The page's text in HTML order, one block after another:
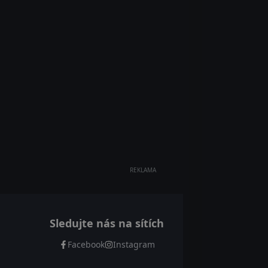
REKLAMA
Sledujte nás na sítích
Facebook Instagram